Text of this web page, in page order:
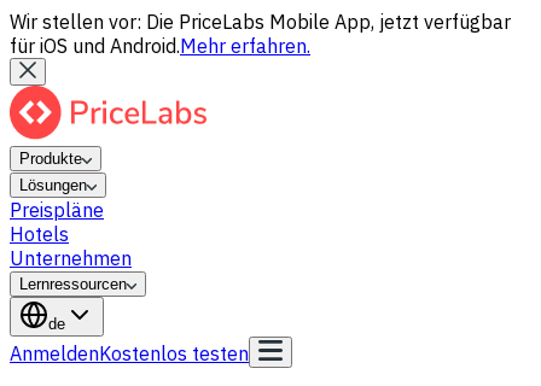
Wir stellen vor: Die PriceLabs Mobile App, jetzt verfügbar
für iOS und Android.Mehr erfahren.
Produkte
Lösungen
Preispläne
Hotels
Unternehmen
Lernressourcen
de
AnmeldenKostenlos testen